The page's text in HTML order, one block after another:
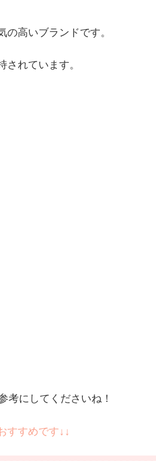
高いブランドです。
れています。
考にしてくださいね！
すすめです↓↓